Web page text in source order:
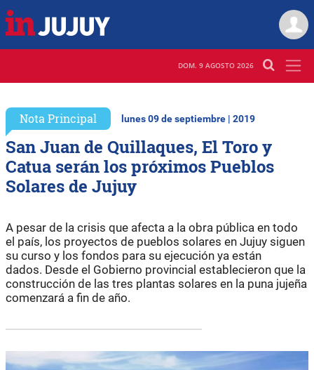
DOM. 9 AGOSTO 2026
Nota Principal lunes 09 de septiembre | 2019
San Juan de Quillaques, El Toro y
Catua serán los próximos Pueblos
Solares de Jujuy
A pesar de la crisis que afecta a la obra pública en todo
el país, los proyectos de pueblos solares en Jujuy siguen
su curso y los fondos para su ejecución ya están
dados. Desde el Gobierno provincial establecieron que la
construcción de las tres plantas solares en la puna jujeña
comenzará a fin de año.